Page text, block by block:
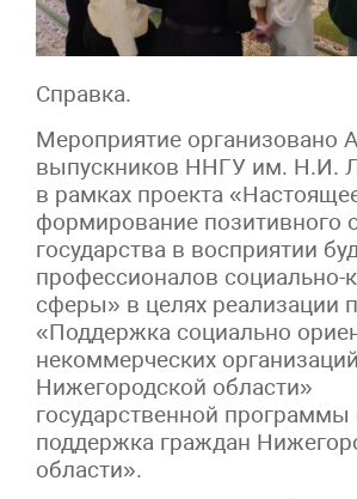
Справка.
Мероприятие организовано
выпускников ННГУ им. Н.И.
в рамках проекта
формирование позитивного
государства в восприятии
профессионалов социально-
сферы» в целях реализации
«Поддержка социально
некоммерческих
Нижегородской области»
государственной программы
поддержка граждан
области».